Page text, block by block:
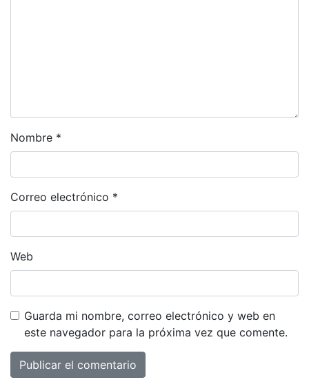
Nombre *
Correo electrónico *
Web
Guarda mi nombre, correo electrónico y web en
este navegador para la próxima vez que comente.